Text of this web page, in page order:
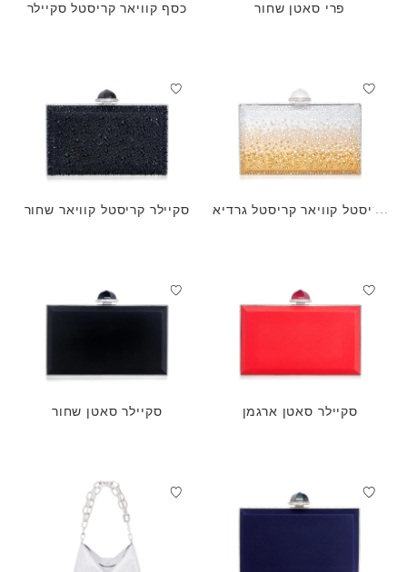
פרי סאטן שחור כסף קוויאר קריסטל סקיילר
קריסטל קוויאר קריסטל גרדיא
סקיילר קריסטל קוויאר שחור
סקיילר סאטן ארגמן סקיילר סאטן שחור